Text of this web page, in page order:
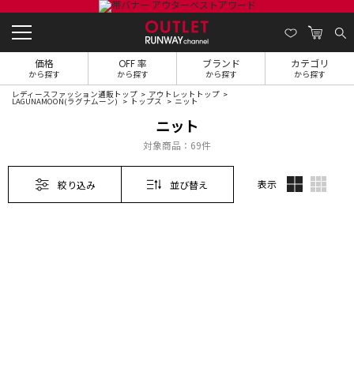
価格
から探す
OFF 率
から探す
ブランド
から探す
カテゴリ
から探す
レディースファッション通販トップ アウトレットトップ
LAGUNAMOON(ラグナムーン) トップス ニット
ニット
対象商品： 69件
絞り込み 並び替え 表示